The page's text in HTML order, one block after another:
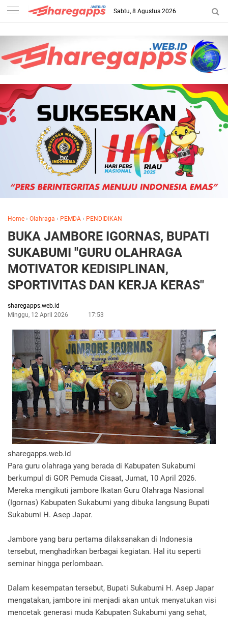
Sabtu, 8 Agustus 2026
Home › Olahraga › PEMDA › PENDIDIKAN
BUKA JAMBORE IGORNAS, BUPATI
SUKABUMI "GURU OLAHRAGA
MOTIVATOR KEDISIPLINAN,
SPORTIVITAS DAN KERJA KERAS"
sharegapps.web.id
Minggu, 12 April 2026
17:53
sharegapps.web.id
Para guru olahraga yang berada di Kabupaten Sukabumi
berkumpul di GOR Pemuda Cisaat, Jumat, 10 April 2026.
Mereka mengikuti jambore Ikatan Guru Olahraga Nasional
(Igornas) Kabupaten Sukabumi yang dibuka langsung Bupati
Sukabumi H. Asep Japar.
Jambore yang baru pertama dilaksanakan di Indonesia
tersebut, menghadirkan berbagai kegiatan. Hal itu seperti
seminar hingga perlombaan.
Dalam kesempatan tersebut, Bupati Sukabumi H. Asep Japar
mengatakan, jambore ini menjadi akan untuk menyatukan visi
mencetak generasi muda Kabupaten Sukabumi yang sehat,